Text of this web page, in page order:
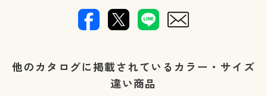
他のカタログに掲載されているカラー・サイズ
違い商品